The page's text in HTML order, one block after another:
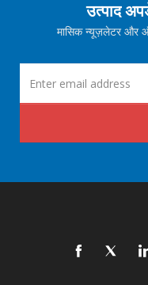
उत्पाद
मासिक न्यूज़लेटर और